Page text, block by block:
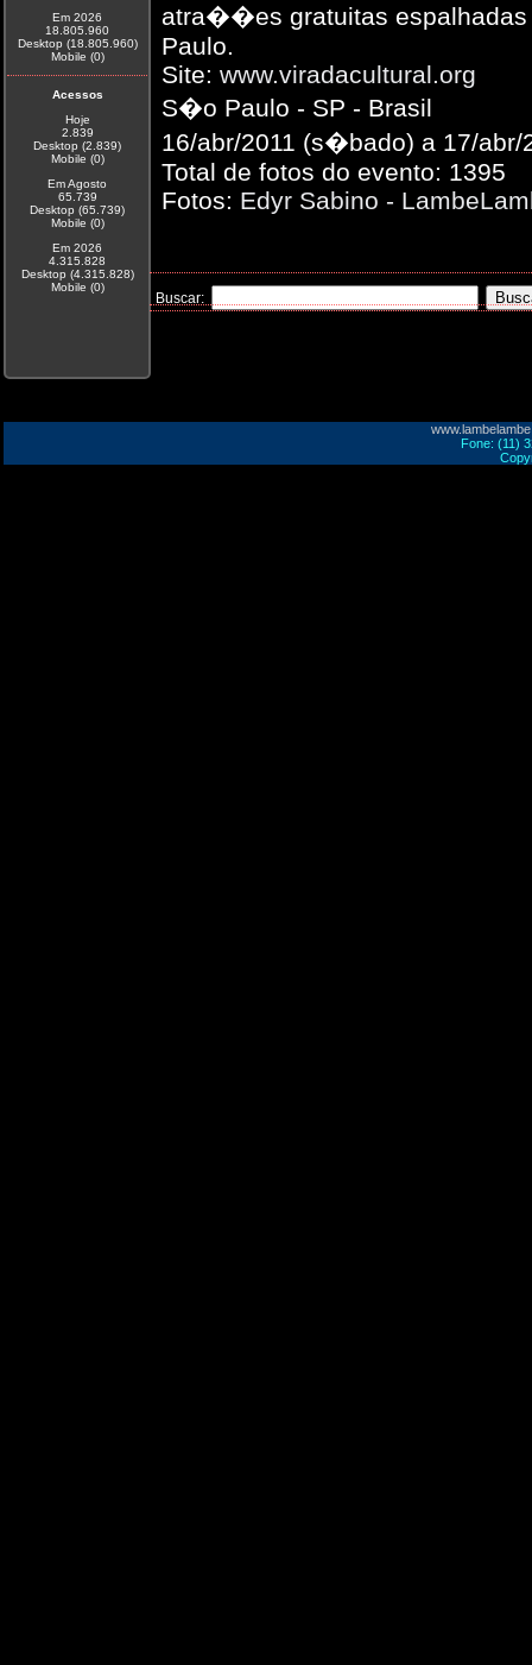
Em 2026
18.805.960
Desktop (18.805.960)
Mobile (0)
Acessos
Hoje
2.839
Desktop (2.839)
Mobile (0)
Em Agosto
65.739
Desktop (65.739)
Mobile (0)
Em 2026
4.315.828
Desktop (4.315.828)
Mobile (0)
atra��es gratuitas
Paulo.
Site: www.viradacultural.org
S�o Paulo - SP - Brasil
16/abr/2011 (s�bado) a 17/abr/
Total de fotos do evento: 1395
Fotos: Edyr Sabino -
Buscar:
Fone: (11)